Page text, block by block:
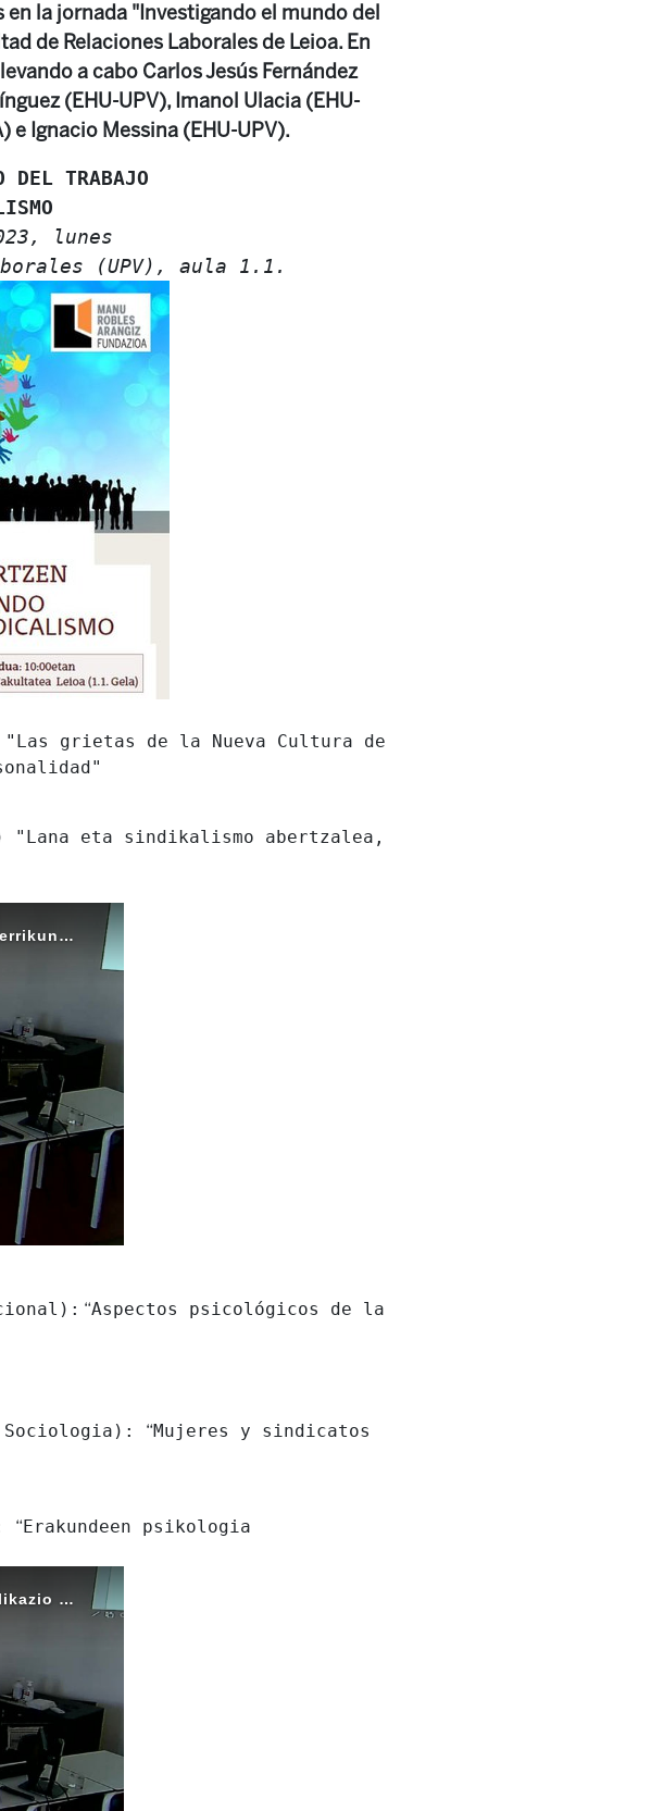
la jornada "Investigando el mundo del
de Relaciones Laborales de Leioa. En
a cabo Carlos Jesús Fernández
(EHU-UPV), Imanol Ulacia (EHU-
e Ignacio Messina (EHU-UPV).
DEL TRABAJO
lunes
(UPV), aula 1.1.
"Las grietas de la Nueva Cultura de
"Lana eta sindikalismo abertzalea,
“Aspectos psicológicos de la
Sociologia): “Mujeres y sindicatos
“ Erakundeen psikologia